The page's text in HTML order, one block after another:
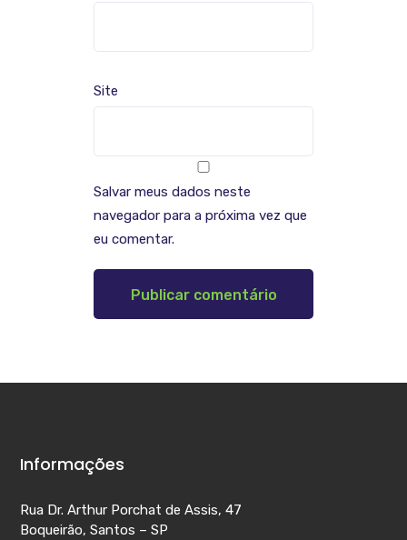
Site
Salvar meus dados neste
navegador para a próxima vez que
eu comentar.
Informações
Rua Dr. Arthur Porchat de Assis, 47
Boqueirão, Santos – SP